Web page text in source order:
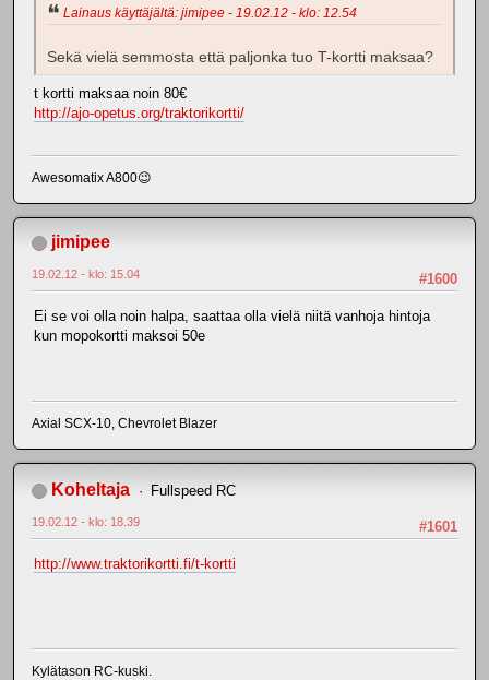
Lainaus käyttäjältä: jimipee - 19.02.12 - klo: 12.54
Sekä vielä semmosta että paljonka tuo T-kortti maksaa?
t kortti maksaa noin 80€
http://ajo-opetus.org/traktorikortti/
Awesomatix A800😉
jimipee
#1600
19.02.12 - klo: 15.04
Ei se voi olla noin halpa, saattaa olla vielä niitä vanhoja hintoja
kun mopokortti maksoi 50e
Axial SCX-10, Chevrolet Blazer
Koheltaja Fullspeed RC
#1601
19.02.12 - klo: 18.39
http://www.traktorikortti.fi/t-kortti
Kylätason RC-kuski.